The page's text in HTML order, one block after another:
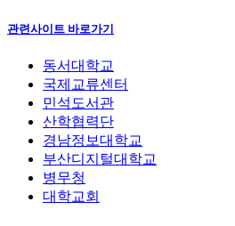
관련사이트 바로가기
동서대학교
국제교류센터
민석도서관
산학협력단
경남정보대학교
부산디지털대학교
병무청
대학교회